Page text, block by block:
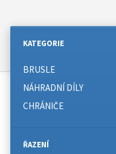
KATEGORIE
BRUSLE
NÁHRADNÍ DÍLY
CHRÁNIČE
ŘAZENÍ